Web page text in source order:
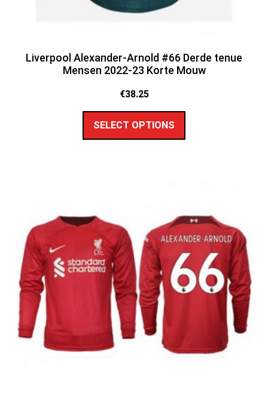
Liverpool Alexander-Arnold #66 Derde tenue
Mensen 2022-23 Korte Mouw
€38.25
SELECT OPTIONS